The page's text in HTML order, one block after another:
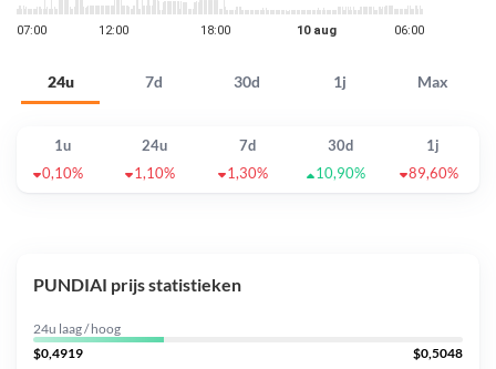
24u 7d 30d 1j Max
1u 24u 7d 30d
1j
0,10%
1,10% 1,30% 10,90% 89,60%
PUNDIAI prijs statistieken
24u laag / hoog
$0,4919
$0,5048